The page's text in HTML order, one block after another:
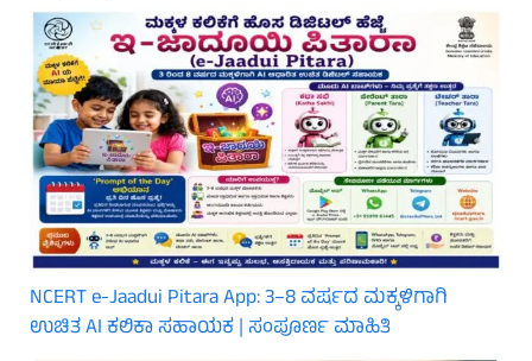
NCERT e-Jaadui Pitara App: 3–8 ವರ್ಷದ ಮಕ್ಕಳಿಗಾಗಿ
ಉಚಿತ AI ಕಲಿಕಾ ಸಹಾಯಕ | ಸಂಪೂರ್ಣ ಮಾಹಿತಿ